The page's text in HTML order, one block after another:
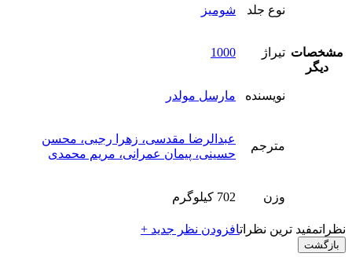
مشخصات
دیگر
نوع جلد شومیز
تیراژ 1000
نویسنده مارسل مولدر
مترجم
عبدالرضا مقدسی، زهرا رجبی، محسن
حسینی، پیمان عمرانی، مریم محمدی
وزن 702 کیلوگرم
نظراتمفید ترین نظراتافزودن نظر جدید +
بازگشت